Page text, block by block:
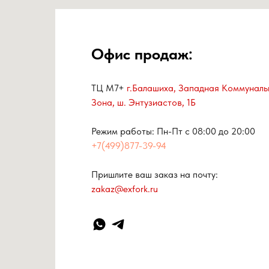
Офис продаж:
ТЦ М7+ г.Балашиха, Западная
Зона, ш. Энтузиастов, 1Б
Режим работы: Пн-Пт с 08:00 до 20:00
+7(499)877-39-94
Пришлите ваш заказ на почту:
zakaz@exfork.ru